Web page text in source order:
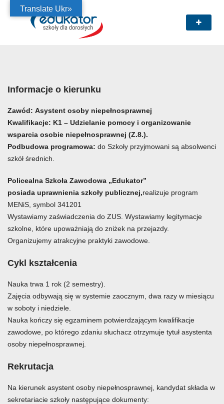
Informacje o kierunku
Zawód: Asystent osoby niepełnosprawnej
Kwalifikacje: K1 – Udzielanie pomocy i organizowanie
wsparcia osobie niepełnosprawnej (Z.8.).
Podbudowa programowa: do Szkoły przyjmowani są absolwenci
szkół średnich.
Policealna Szkoła Zawodowa „Edukator”
posiada uprawnienia szkoły publicznej,realizuje program
MENiS, symbol 341201
Wystawiamy zaświadczenia do ZUS. Wystawiamy legitymacje
szkolne, które upoważniają do zniżek na przejazdy.
Organizujemy atrakcyjne praktyki zawodowe.
Cykl kształcenia
Nauka trwa 1 rok (2 semestry).
Zajęcia odbywają się w systemie zaocznym, dwa razy w miesiącu
w soboty i niedziele.
Nauka kończy się egzaminem potwierdzającym kwalifikacje
zawodowe, po którego zdaniu słuchacz otrzymuje tytuł asystenta
osoby niepełnosprawnej.
Rekrutacja
Na kierunek asystent osoby niepełnosprawnej, kandydat składa w
sekretariacie szkoły następujące dokumenty:
Translate Ukr»